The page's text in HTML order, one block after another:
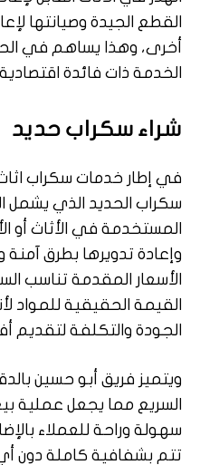
القطع الجيدة وصيانتها
أخرى، وهذا يساهم في
الخدمة ذات فائدة
شراء سكراب حديد
في إطار خدمات سكراب
سكراب الحديد الذي يشمل
المستخدمة في الأثاث أو
وإعادة تدويرها بطرق آمنة
الأسعار المقدمة تناسب
القيمة الحقيقية للمواد
الجودة والتكلفة لتقديم
ويتميز فريق أبو حسين
السريع مما يجعل عملية
سهولة وراحة للعملاء
تتم بشفافية كاملة دون